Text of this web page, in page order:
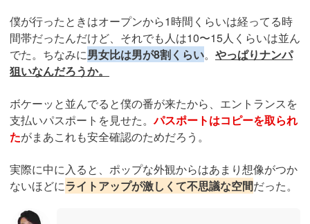
僕が行ったときはオープンから1時間くらいは経ってる時
間帯だったんだけど、それでも人は10〜15人くらいは並ん
でた。ちなみに男女比は男が8割くらい。 やっぱりナンパ
狙いなんだろうか。
ボケーッと並んでると僕の番が来たから、エントランスを
支払いパスポートを見せた。パスポートはコピーを取られ
たがまあこれも安全確認のためだろう。
実際に中に入ると、ポップな外観からはあまり想像がつか
ないほどにライトアップが激しくて不思議な空間だった。